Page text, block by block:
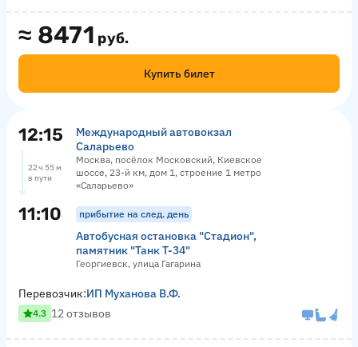
≈ 8471 руб.
Купить билет
12:15
Международный автовокзал
Саларьево
Москва, посёлок Московский, Киевское
шоссе, 23-й км, дом 1, строение 1 метро
«Саларьево»
22 ч 55 м
в пути
11:10 прибытие на след. день
Автобусная остановка "Стадион",
памятник "Танк Т-34"
Георгиевск, улица Гагарина
Перевозчик:ИП Муханова В.Ф.
4.3 12 отзывов